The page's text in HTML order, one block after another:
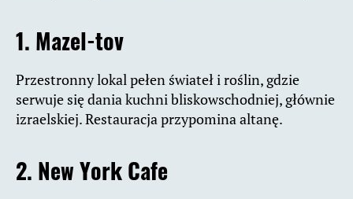
1. Mazel-tov
Przestronny lokal pełen świateł i roślin, gdzie
serwuje się dania kuchni bliskowschodniej, głównie
izraelskiej. Restauracja przypomina altanę.
2. New York Cafe